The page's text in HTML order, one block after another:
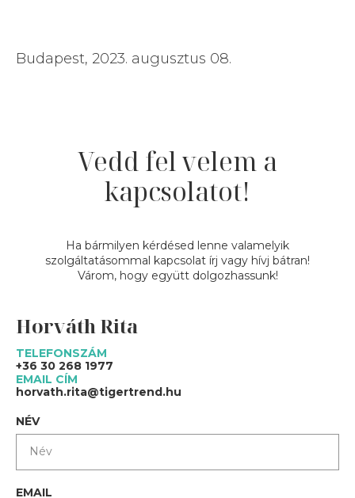
Budapest, 2023. augusztus 08.
Vedd fel velem a
kapcsolatot!
Ha bármilyen kérdésed lenne valamelyik
szolgáltatásommal kapcsolat írj vagy hívj bátran!
Várom, hogy együtt dolgozhassunk!
Horváth Rita
TELEFONSZÁM
+36 30 268 1977
EMAIL CÍM
horvath.rita@tigertrend.hu
NÉV
EMAIL